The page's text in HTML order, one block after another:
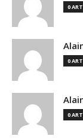
0
0
0